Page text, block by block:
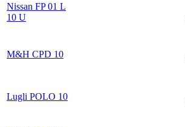
Nissan FP 01 L
10 U
M&H CPD 10
Lugli POLO 10